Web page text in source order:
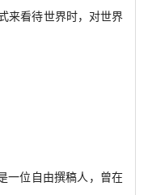
来看待世界时，对世界
一位自由撰稿人，曾在